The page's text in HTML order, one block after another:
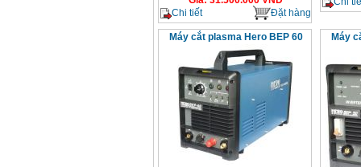
Chi tiết
Đặt hàng
Máy cắt plasma Hero BEP 60 Máy